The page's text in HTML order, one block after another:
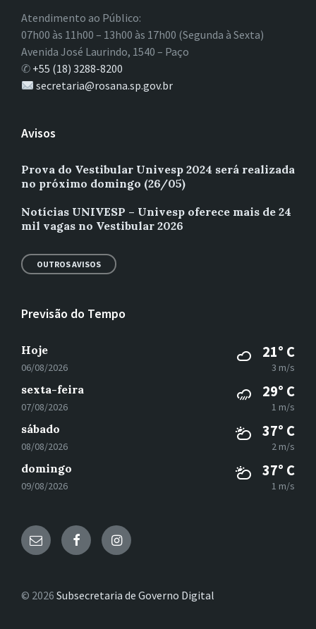
Atendimento ao Público:
07h00 às 11h00 – 13h00 às 17h00 (Segunda à Sexta)
Avenida José Laurindo, 1540 – Paço
✆ +55 (18) 3288-8200
secretaria@rosana.sp.gov.br
Avisos
Prova do Vestibular Univesp 2024 será realizada
no próximo domingo (26/05)
Notícias UNIVESP – Univesp oferece mais de 24
mil vagas no Vestibular 2026
OUTROS AVISOS
Previsão do Tempo
Hoje
06/08/2026
21° C
3 m/s
sexta-feira
07/08/2026
29° C
1 m/s
sábado
08/08/2026
37° C
2 m/s
domingo
09/08/2026
37° C
1 m/s
E- FacebookInstagram
© 2026 Subsecretaria de Governo Digital